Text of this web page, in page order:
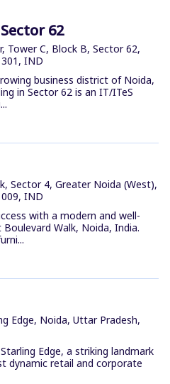
62
Tower C, Block B, Sector 62,
IND
business district of Noida,
in Sector 62 is an IT/ITeS
Sector 4, Greater Noida (West),
IND
with a modern and well-
Walk, Noida, India.
Edge, Noida, Uttar Pradesh,
Edge, a striking landmark
dynamic retail and corporate